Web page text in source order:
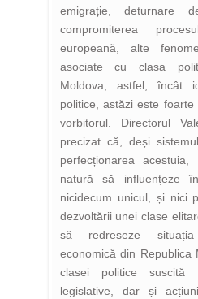
emigrație, deturnare
compromiterea
europeană, alte
asociate cu clasa
Moldova, astfel, încât
politice, astăzi este foarte
vorbitorul. Directorul
precizat că, deși
perfecționarea
natură să influențeze
nicidecum unicul, și nici
dezvoltării unei clase
să redreseze
economică din Republica
clasei politice suscită
legislative, dar și